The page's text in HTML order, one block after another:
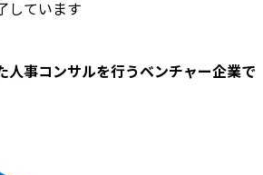
しています
人事コンサルを行うベンチャー企業で